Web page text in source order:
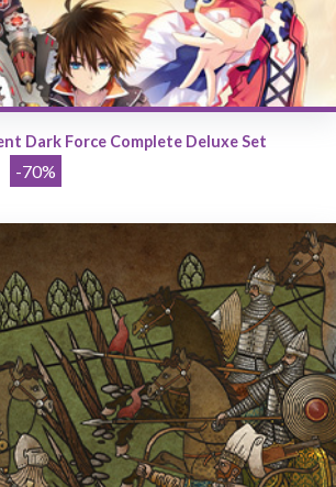
Dark Force Complete Deluxe Set
-70%